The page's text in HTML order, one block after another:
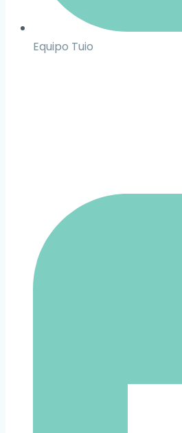
Equipo Tuio